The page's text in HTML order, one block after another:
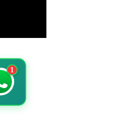
1